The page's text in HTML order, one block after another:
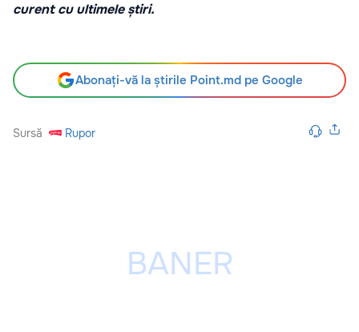
curent cu ultimele știri.
Abonați-vă la știrile Point.md pe Google
Sursă Rupor